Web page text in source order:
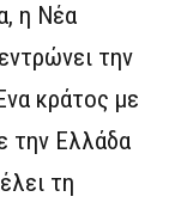
η Νέα
την
κράτος με
την Ελλάδα
τη